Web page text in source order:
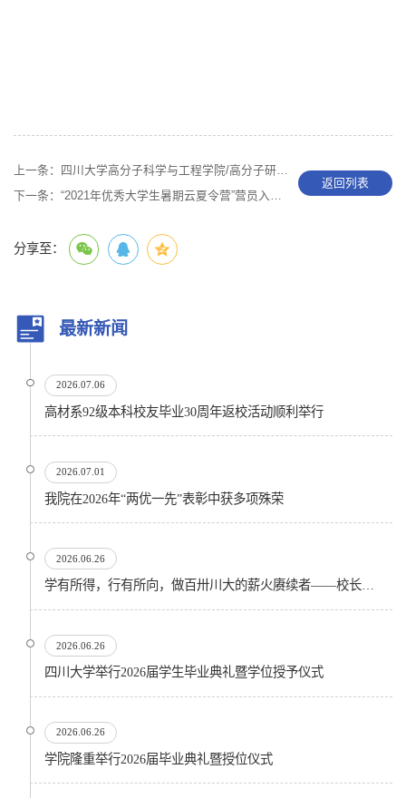
上一条：
四川大学高分子科学与工程学院/高分子研究所关于举办2024年优秀大学生暑期夏令营的通知
下一条： “2021年优秀大学生暑期云夏令营”营员入选通知
返回列表
分享至：
最新新闻
2026.07.06
高材系92级本科校友毕业30周年返校活动顺利举行
2026.07.01
我院在2026年“两优一先”表彰中获多项殊荣
2026.06.26
学有所得，行有所向，做百卅川大的薪火赓续者——校长汪劲松在四川大学2026届学生毕业典礼上的...
2026.06.26
四川大学举行2026届学生毕业典礼暨学位授予仪式
2026.06.26
​学院隆重举行2026届毕业典礼暨授位仪式